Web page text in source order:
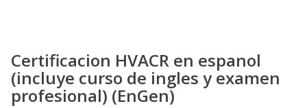
Certificacion HVACR en espanol
(incluye curso de ingles y examen
profesional) (EnGen)